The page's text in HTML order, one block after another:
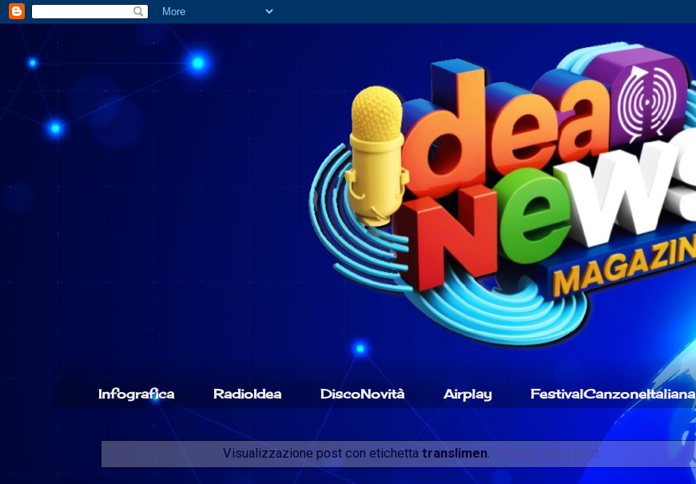
Infografica RadioIdea DiscoNovità Airplay FestivalCanzoneItaliana
Visualizzazione post con etichettatranslimen. Mostra tutti i post